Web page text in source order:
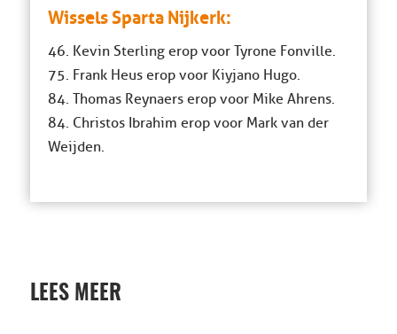
Wissels Sparta Nijkerk:
46. Kevin Sterling erop voor Tyrone Fonville.
75. Frank Heus erop voor Kiyjano Hugo.
84. Thomas Reynaers erop voor Mike Ahrens.
84. Christos Ibrahim erop voor Mark van der
Weijden.
LEES MEER